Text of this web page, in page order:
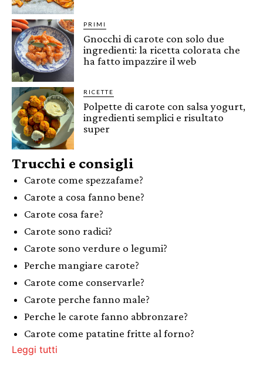
PRIMI
Gnocchi di carote con solo due
ingredienti: la ricetta colorata che
ha fatto impazzire il web
RICETTE
Polpette di carote con salsa yogurt,
ingredienti semplici e risultato
super
Trucchi e consigli
Carote come spezzafame?
Carote a cosa fanno bene?
Carote cosa fare?
Carote sono radici?
Carote sono verdure o legumi?
Perche mangiare carote?
Carote come conservarle?
Carote perche fanno male?
Perche le carote fanno abbronzare?
Carote come patatine fritte al forno?
Leggi tutti